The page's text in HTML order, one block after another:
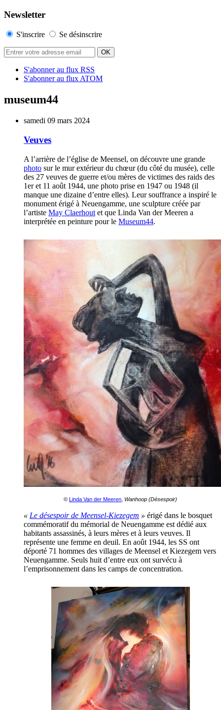
Newsletter
S'inscrire Se désinscrire
S'abonner au flux RSS
S'abonner au flux ATOM
museum44
samedi 09 mars 2024
Veuves
A l’arrière de l’église de Meensel, on découvre une grande
photo sur le mur extérieur du chœur (du côté du musée), celle
des 27 veuves de guerre et/ou mères de victimes des raids des
1er et 11 août 1944, une photo prise en 1947 ou 1948 (il
manque une dizaine d’entre elles). Leur souffrance a inspiré le
monument érigé à Neuengamme, une sculpture créée par
l’artiste May Claerhout et que Linda Van der Meeren a
interprétée en peinture pour le Museum44.
© Linda Van der Meeren Wanhoop (Désespoir)
« Le désespoir de Meensel-Kiezegem » érigé dans le bosquet
commémoratif du mémorial de Neuengamme est dédié aux
habitants assassinés, à leurs mères et à leurs veuves. Il
représente une femme en deuil. En août 1944, les SS ont
déporté 71 hommes des villages de Meensel et Kiezegem vers
Neuengamme. Seuls huit d’entre eux ont survécu à
l’emprisonnement dans les camps de concentration.